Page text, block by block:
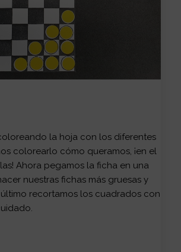
la hoja con los diferentes
colorearlo cómo queramos, ¡en el
Ahora pegamos la ficha en una
nuestras fichas más gruesas y
último recortamos los cuadrados con